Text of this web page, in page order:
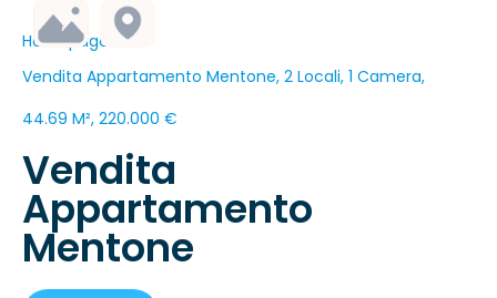
Homepage
Vendita Appartamento Mentone, 2 Locali, 1 Camera,
44.69 M², 220.000 €
Vendita
Appartamento
Mentone